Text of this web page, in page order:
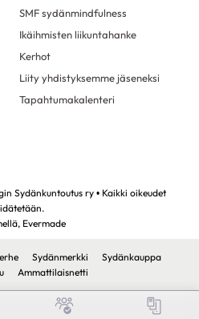
SMF sydänmindfulness
Ikäihmisten liikuntahanke
Kerhot
Liity yhdistyksemme jäseneksi
Tapahtumakalenteri
Sydänkuntoutus ry • Kaikki oikeudet
Evermade
Sydänmerkki
Sydänkauppa
Ammattilaisnetti